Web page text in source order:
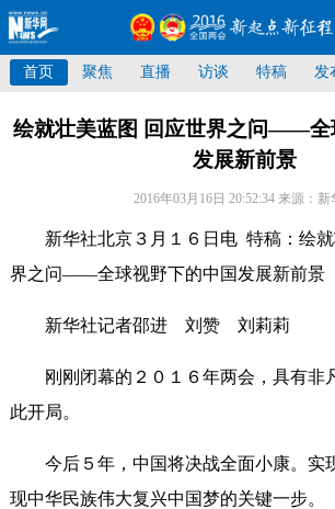
首页 聚焦 直播 访谈 特稿 发
绘就壮美蓝图 回应世界之问——全
发展新前景
2016年03月16日 20:52:34 来源：新
新华社北京３月１６日电 特稿：绘
界之问——全球视野下的中国发展新前景
新华社记者邵进 刘赞 刘莉莉
刚刚闭幕的２０１６年两会，具有非
此开局。
今后５年，中国将决战全面小康。实
现中华民族伟大复兴中国梦的关键一步。